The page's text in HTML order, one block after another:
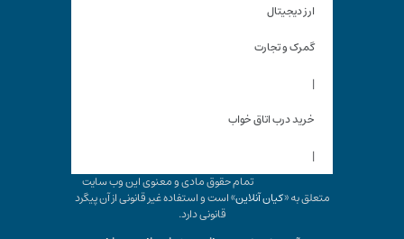
ارز دیجیتال
گمرک و تجارت
|
خرید درب اتاق خواب
|
تمام حقوق مادی و معنوی این وب سایت
متعلق به «کیان آنلاین» است و استفاده غیر قانونی از آن پیگرد
قانونی دارد.